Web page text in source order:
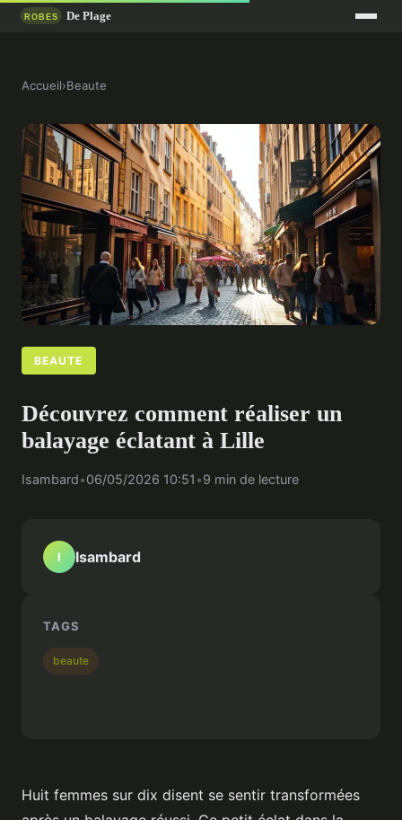
Accueil›Beaute
BEAUTE
Découvrez comment réaliser un
balayage éclatant à Lille
Isambard•06/05/2026 10:51 •9 min de lecture
Huit femmes sur dix disent se sentir transformées
I Isambard
TAGS
beaute